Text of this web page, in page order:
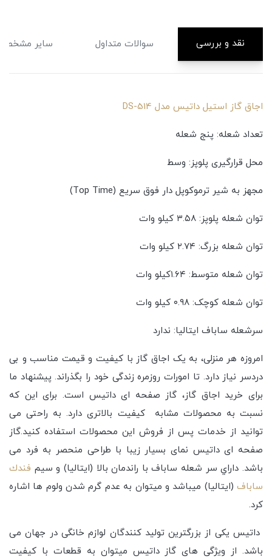
نقد و بررسی سوالات متداول سایر
اجاق گاز استیل داتیس مدل DS-514
تعداد شعله: پنج شعله
محل قرارگیری پلوپز: وسط
مجهز به شیر ترموکوپل دار فوق سریع (Top Time)
توان شعله پلوپز: ۳.۵۸ کیلو وات
توان شعله بزرگ: ۲.۷۴ کیلو وات
توان شعله متوسط: ۱.۶۴کیلو وات
توان شعله کوچک: ۰.۹۸ کیلو وات
سرشعله ساباف ایتالیا: ندارد
امروزه هر منزلی، به یک اجاق گاز با کیفیت و قیمت مناسب و بی
دردسر نیاز دارد. تا امورات روزمره زندگی خود را بگذراند. پیشنهاد ما
برای خرید اجاق گاز، گاز صفحه ای داتیس است. برای این که
نسبت به محصولات مشابه کیفیت بالاتری دارد. به راحتی می
توانید از خدمات پس از فروش این محصولات استفاده کنید.گاز
صفحه ای داتیس نمای بسیار زیبا با طراحی منحصر به فرد می
باشد. داراي سر شعله ساباف با راندمان بالا (ایتالیا) و سیم فندك
ساباف (ایتالیا) میباشد و میتوان به عدم گرم شدن ولوم ها اشاره
کرد.
داتیس یکی از بزرگترین تولید کنندگان لوازم خانگی در جهان می
باشد. از ویژگی های گاز داتیس میتوان به قطعات با کیفیت